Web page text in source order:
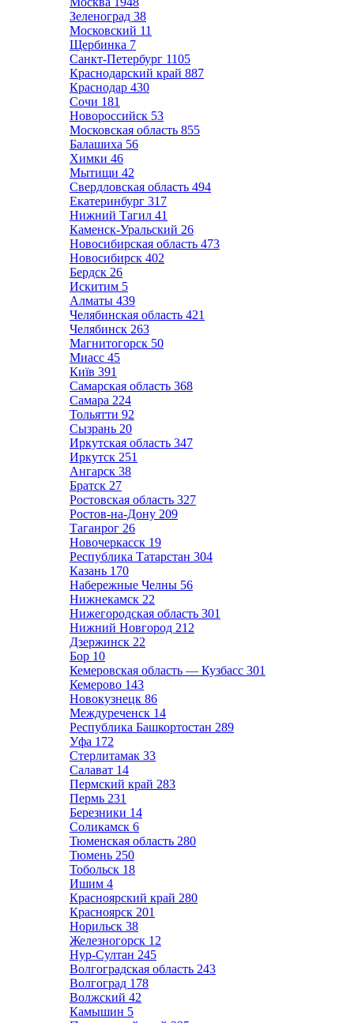
Зеленоград 38
Московский 11
Щербинка 7
Санкт-Петербург 1105
Краснодарский край 887
Краснодар 430
Сочи 181
Новороссийск 53
Московская область 855
Балашиха 56
Химки 46
Мытищи 42
Свердловская область 494
Екатеринбург 317
Нижний Тагил 41
Каменск-Уральский 26
Новосибирская область 473
Новосибирск 402
Бердск 26
Искитим 5
Алматы 439
Челябинская область 421
Челябинск 263
Магнитогорск 50
Миасс 45
Київ 391
Самарская область 368
Самара 224
Тольятти 92
Сызрань 20
Иркутская область 347
Иркутск 251
Ангарск 38
Братск 27
Ростовская область 327
Ростов-на-Дону 209
Таганрог 26
Новочеркасск 19
Республика Татарстан 304
Казань 170
Набережные Челны 56
Нижнекамск 22
Нижегородская область 301
Нижний Новгород 212
Дзержинск 22
Бор 10
Кемеровская область — Кузбасс 301
Кемерово 143
Новокузнецк 86
Междуреченск 14
Республика Башкортостан 289
Уфа 172
Стерлитамак 33
Салават 14
Пермский край 283
Пермь 231
Березники 14
Соликамск 6
Тюменская область 280
Тюмень 250
Тобольск 18
Ишим 4
Красноярский край 280
Красноярск 201
Норильск 38
Железногорск 12
Нур-Султан 245
Волгоградская область 243
Волгоград 178
Волжский 42
Камышин 5